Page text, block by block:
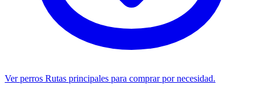
Ver perros Rutas principales para comprar por necesidad.